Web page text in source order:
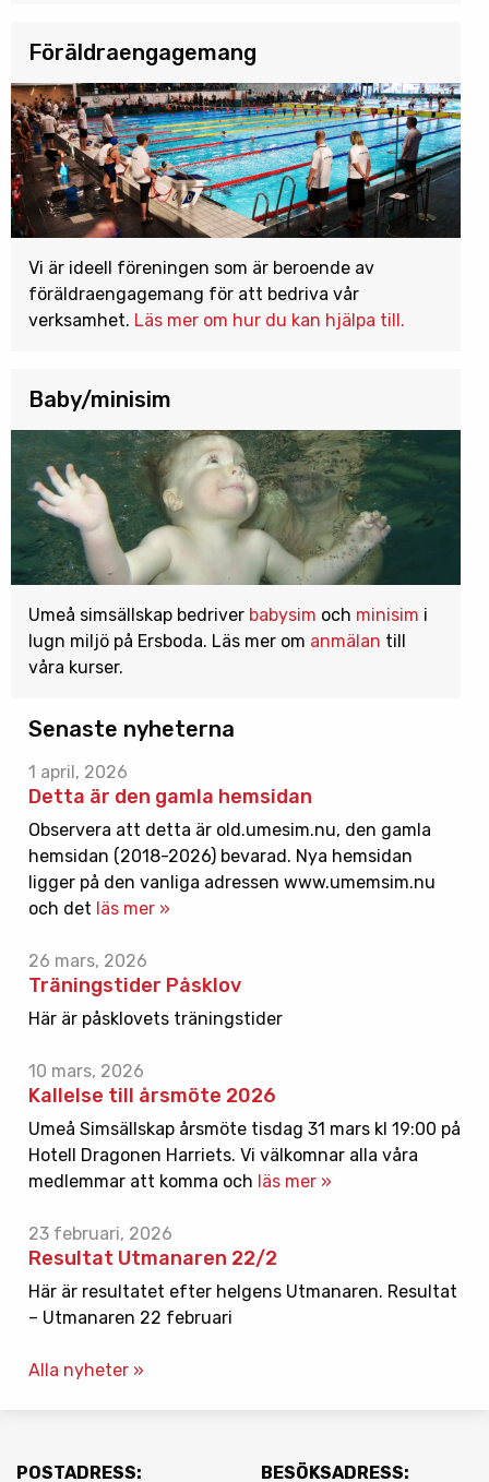
Föräldraengagemang
Vi är ideell föreningen som är beroende av
föräldraengagemang för att bedriva vår
verksamhet. Läs mer om hur du kan hjälpa till.
Baby/minisim
Umeå simsällskap bedriver babysim och minisim i
lugn miljö på Ersboda. Läs mer om anmälan till
våra kurser.
Senaste nyheterna
1 april, 2026
Detta är den gamla hemsidan
Observera att detta är old.umesim.nu, den gamla
hemsidan (2018-2026) bevarad. Nya hemsidan
ligger på den vanliga adressen www.umemsim.nu
och det läs mer »
26 mars, 2026
Träningstider Påsklov
Här är påsklovets träningstider
10 mars, 2026
Kallelse till årsmöte 2026
Umeå Simsällskap årsmöte tisdag 31 mars kl 19:00 på
Hotell Dragonen Harriets. Vi välkomnar alla våra
medlemmar att komma och läs mer »
23 februari, 2026
Resultat Utmanaren 22/2
Här är resultatet efter helgens Utmanaren. Resultat
– Utmanaren 22 februari
Alla nyheter »
POSTADRESS: BESÖKSADRESS: